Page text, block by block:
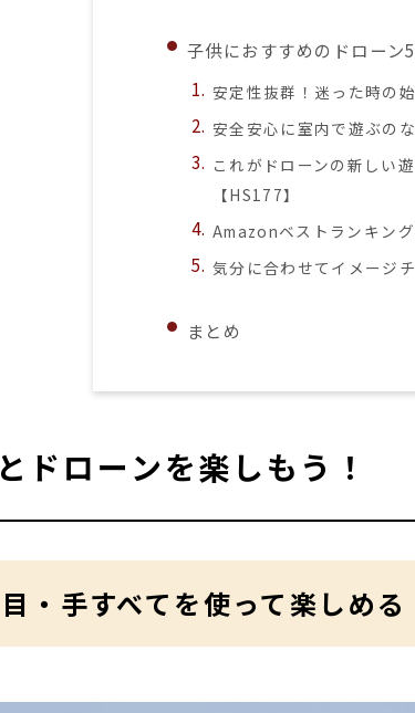
子供におすすめのドローン
安定性抜群！迷った時の
安全安心に室内で遊ぶの
これがドローンの新しい
【HS177】
Amazonベストランキン
気分に合わせてイメージ
まとめ
ドローンを楽しもう！
・手すべてを使って楽しめる